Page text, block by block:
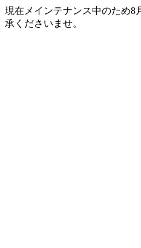
現在メインテナンス中のため8
承くださいませ。